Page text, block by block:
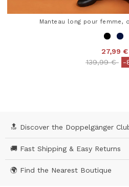
Manteau long pour femme,
27,99 €
Price
139,99 €to-
🔝 Discover the Doppelgänger
🚚 Fast Shipping & Easy Returns
🌍 Find the Nearest Boutique